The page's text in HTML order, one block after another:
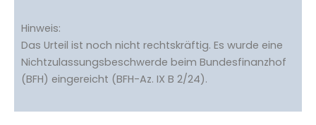
Hinweis:
Das Urteil ist noch nicht rechtskräftig. Es wurde eine
Nichtzulassungsbeschwerde beim Bundesfinanzhof
(BFH) eingereicht (BFH-Az. IX B 2/24).